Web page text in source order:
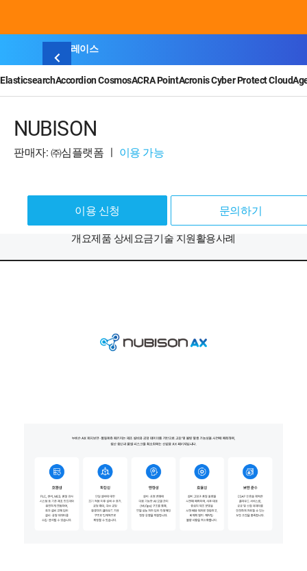
마켓플레이스
ElasticsearchAccordion CosmosACRA PointAcronis Cyber Protect Cloud
NUBISON
판매자: ㈜심플랫폼 ㅣ 이용 가능
이용 신청 문의하기
개요제품 상세요금기술 지원활용사례